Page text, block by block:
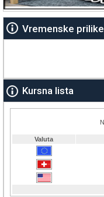
Vremenske prilike
Kursna lista